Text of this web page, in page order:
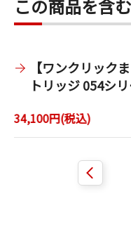
この商品を含
【ワンクリック
トリッジ 054シ
34,100円(税込)